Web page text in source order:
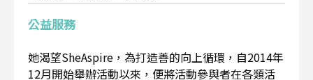
公益服務
她渴望SheAspire，為打造善的向上循環，自2014年
12月開始舉辦活動以來，便將活動參與者在各類活